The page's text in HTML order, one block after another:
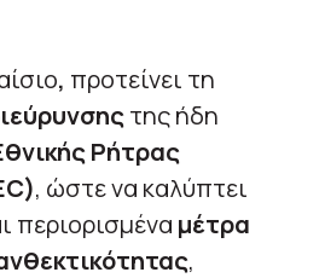
, προτείνει τη
της ήδη
Ρήτρας
, ώστε να καλύπτει
περιορισμένα μέτρα
,